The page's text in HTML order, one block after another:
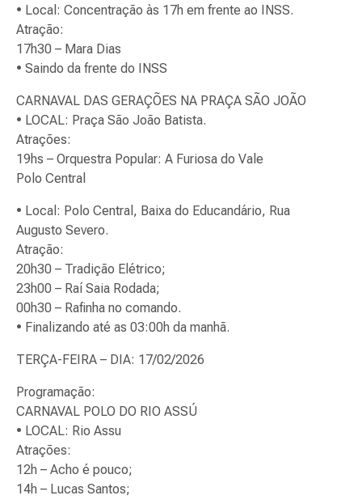
• Local: Concentração às 17h em frente ao INSS.
Atração:
17h30 – Mara Dias
• Saindo da frente do INSS
CARNAVAL DAS GERAÇÕES NA PRAÇA SÃO JOÃO
• LOCAL: Praça São João Batista.
Atrações:
19hs – Orquestra Popular: A Furiosa do Vale
Polo Central
• Local: Polo Central, Baixa do Educandário, Rua
Augusto Severo.
Atração:
20h30 – Tradição Elétrico;
23h00 – Raí Saia Rodada;
00h30 – Rafinha no comando.
• Finalizando até as 03:00h da manhã.
TERÇA-FEIRA – DIA: 17/02/2026
Programação:
CARNAVAL POLO DO RIO ASSÚ
• LOCAL: Rio Assu
Atrações:
12h – Acho é pouco;
14h – Lucas Santos;